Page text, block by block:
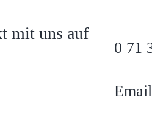
mit uns auf
0 71